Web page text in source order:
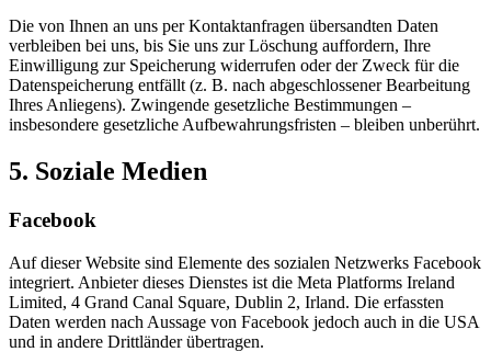
Die von Ihnen an uns per Kontaktanfragen übersandten Daten
verbleiben bei uns, bis Sie uns zur Löschung auffordern, Ihre
Einwilligung zur Speicherung widerrufen oder der Zweck für die
Datenspeicherung entfällt (z. B. nach abgeschlossener Bearbeitung
Ihres Anliegens). Zwingende gesetzliche Bestimmungen –
insbesondere gesetzliche Aufbewahrungsfristen – bleiben unberührt.
5. Soziale Medien
Facebook
Auf dieser Website sind Elemente des sozialen Netzwerks Facebook
integriert. Anbieter dieses Dienstes ist die Meta Platforms Ireland
Limited, 4 Grand Canal Square, Dublin 2, Irland. Die erfassten
Daten werden nach Aussage von Facebook jedoch auch in die USA
und in andere Drittländer übertragen.